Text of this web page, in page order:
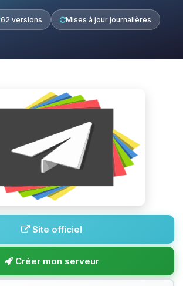
62 versions Mises à jour journalières
Site officiel
Créer mon serveur